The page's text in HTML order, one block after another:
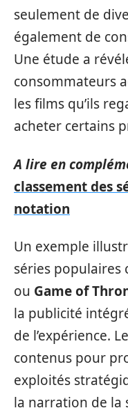
seulement de
également de
Une étude a
consommateurs
les films qu’ils
acheter certains
A lire en
classement des
notation
Un exemple
séries populaires
ou Game of
la publicité
de l’expérience.
contenus pour
exploités
la narration de la